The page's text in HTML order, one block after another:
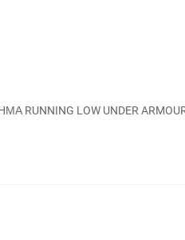
RUNNING LOW UNDER